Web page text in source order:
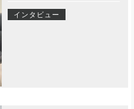
インタビュー